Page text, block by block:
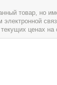
товар, но
электронной
ценах на